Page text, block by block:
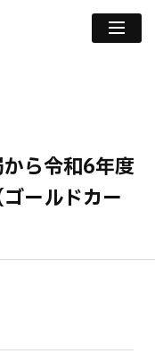
ら令和6年度
ールドカー